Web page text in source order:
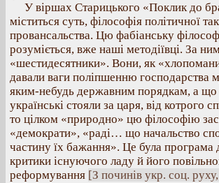
У віршах Старицького «Поклик до
міститься суть, філософія політичної
провансальства. Цю фабіанську
розуміється, вже наші методіївці. За
«шестидесятники». Вони, як
давали ваги поліпшенню господарства
яким-небудь державним порядкам, а
українські стояли за царя, від котрого
то цілком «природно» цю філософію
«демократи», «раді… що начальство
частину їх бажання». Це була програма
критики існуючого ладу й його
реформування [З починів укр. соц.